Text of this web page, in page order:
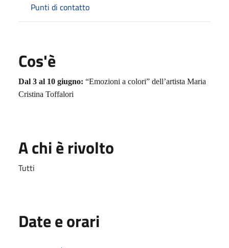
Punti di contatto
Cos'è
Dal 3 al 10 giugno: “Emozioni a colori” dell’artista Maria
Cristina Toffalori
A chi è rivolto
Tutti
Date e orari